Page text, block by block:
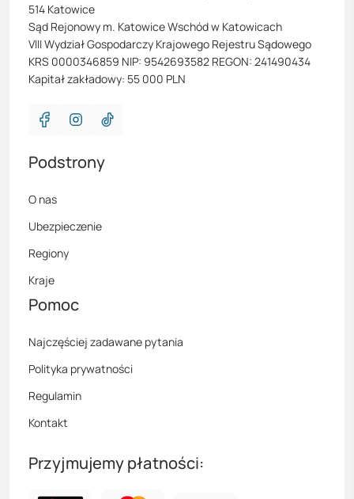
514 Katowice
Sąd Rejonowy m. Katowice Wschód w Katowicach
VIII Wydział Gospodarczy Krajowego Rejestru Sądowego
KRS 0000346859 NIP: 9542693582 REGON: 241490434
Kapitał zakładowy: 55 000 PLN
Podstrony
O nas
Ubezpieczenie
Regiony
Kraje
Pomoc
Najczęściej zadawane pytania
Polityka prywatności
Regulamin
Kontakt
Przyjmujemy płatności: